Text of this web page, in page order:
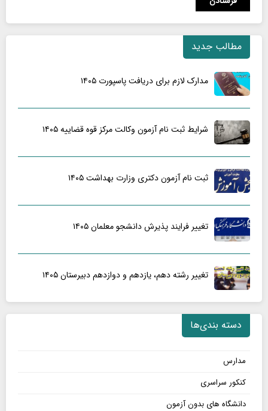
مطالب جدید
مدارک لازم برای دریافت پاسپورت ۱۴۰۵
شرایط ثبت نام آزمون وکالت مرکز قوه قضاییه ۱۴۰۵
ثبت نام آزمون دکتری وزارت بهداشت ۱۴۰۵
تغییر فرایند پذیرش دانشجو معلمان ۱۴۰۵
تغییر رشته دهم، یازدهم و دوازدهم دبیرستان ۱۴۰۵
دسته بندی‌ها
مدارس
کنکور سراسری
دانشگاه های بدون آزمون